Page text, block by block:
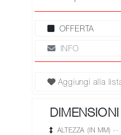
OFFERTA
INFO
Aggiungi alla
ALTEZZA (IN MM) --